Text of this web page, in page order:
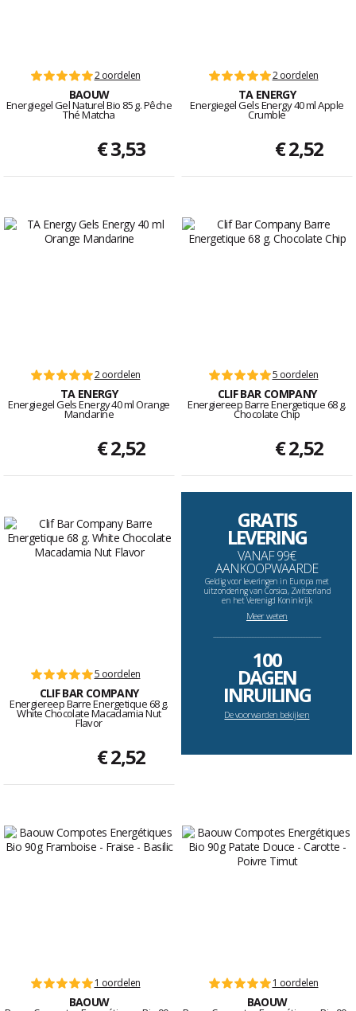
2 oordelen
BAOUW
Energiegel Gel Naturel Bio 85 g. Pêche
Thé Matcha
€ 3,53
2 oordelen
TA ENERGY
Energiegel Gels Energy 40 ml Apple
Crumble
€ 2,52
2 oordelen
TA ENERGY
Energiegel Gels Energy 40 ml Orange
Mandarine
€ 2,52
5 oordelen
CLIF BAR COMPANY
Energiereep Barre Energetique 68 g.
Chocolate Chip
€ 2,52
5 oordelen
CLIF BAR COMPANY
Energiereep Barre Energetique 68 g.
White Chocolate Macadamia Nut
Flavor
€ 2,52
GRATIS
LEVERING
VANAF 99€
AANKOOPWAARDE
Geldig voor leveringen in Europa met
uitzondering van Corsica, Zwitserland
en het Verenigd Koninkrijk
Meer weten
--------------------------------------------------------------------
100
DAGEN
INRUILING
De voorwarden bekijken
1 oordelen
BAOUW
1 oordelen
BAOUW